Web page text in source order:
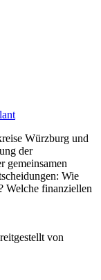
Würzburg und
der
gemeinsamen
Wie
Welche finanziellen
von